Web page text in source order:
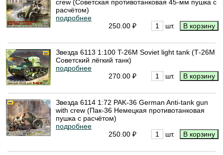
crew (Советская противотанковая 45-мм пушка с
расчётом)
подробнее
250.00 ₽
шт.
Звезда 6113 1:100 T-26M Soviet light tank (Т-26М
Советский лёгкий танк)
подробнее
270.00 ₽
шт.
Звезда 6114 1:72 PAK-36 German Anti-tank gun
with crew (Пак-36 Немецкая противотанковая
пушка с расчётом)
подробнее
250.00 ₽
шт.